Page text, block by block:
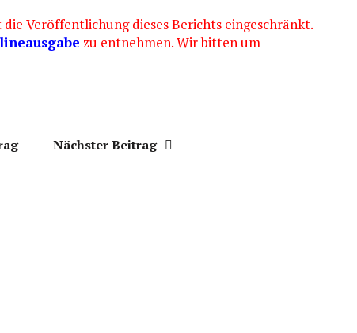
Veröffentlichung dieses Berichts eingeschränkt.
zu entnehmen. Wir bitten um
Nächster Beitrag